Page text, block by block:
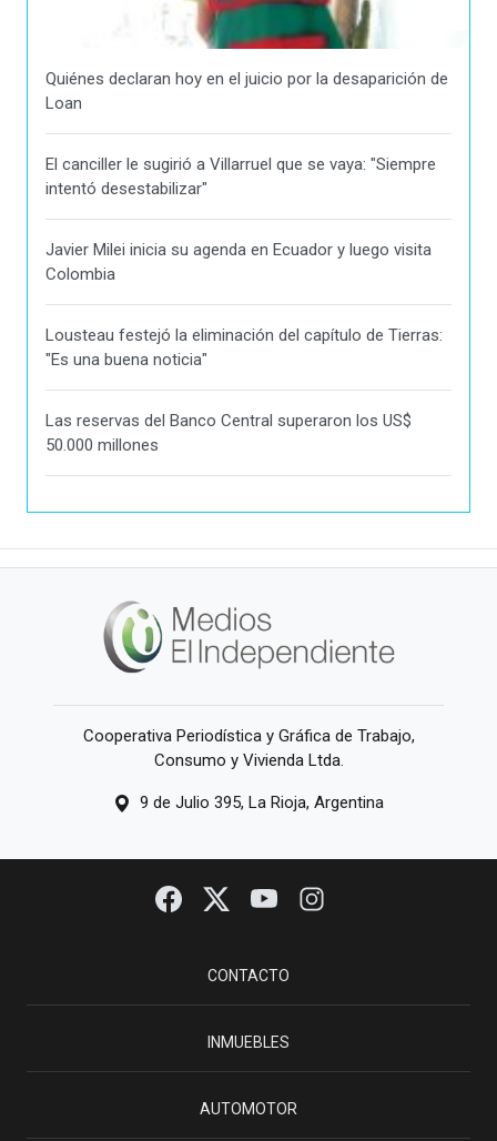
Quiénes declaran hoy en el juicio por la desaparición de
Loan
El canciller le sugirió a Villarruel que se vaya: "Siempre
intentó desestabilizar"
Javier Milei inicia su agenda en Ecuador y luego visita
Colombia
Lousteau festejó la eliminación del capítulo de Tierras:
"Es una buena noticia"
Las reservas del Banco Central superaron los US$
50.000 millones
Cooperativa Periodística y Gráfica de Trabajo,
Consumo y Vivienda Ltda.
9 de Julio 395, La Rioja, Argentina
CONTACTO
INMUEBLES
AUTOMOTOR